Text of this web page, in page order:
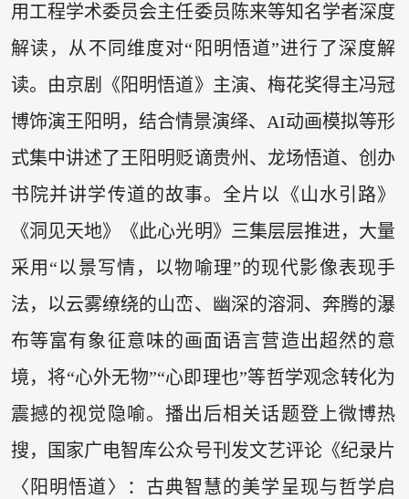
用工程学术委员会主任委员陈来等知名学者深度
解读，从不同维度对“阳明悟道”进行了深度解
读。由京剧《阳明悟道》主演、梅花奖得主冯冠
博饰演王阳明，结合情景演绎、AI动画模拟等形
式集中讲述了王阳明贬谪贵州、龙场悟道、创办
书院并讲学传道的故事。全片以《山水引路》
《洞见天地》《此心光明》三集层层推进，大量
采用“以景写情，以物喻理”的现代影像表现手
法，以云雾缭绕的山峦、幽深的溶洞、奔腾的瀑
布等富有象征意味的画面语言营造出超然的意
境，将“心外无物”“心即理也”等哲学观念转化为
震撼的视觉隐喻。播出后相关话题登上微博热
搜，国家广电智库公众号刊发文艺评论《纪录片
〈阳明悟道〉：古典智慧的美学呈现与哲学启